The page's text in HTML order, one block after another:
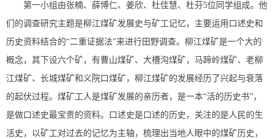
第一小组由张楠、薛博仁、姜欣、杜佳慧、杜芬5位同学组成。他
们的调查研究主题是柳江煤矿发展史与矿工记忆，主要运用口述史和
历史资料结合的“二重证据法”来进行田野调查。柳江煤矿是一个大的
概念，其下设六个矿，有曹山煤矿、大槽沟煤矿，马蹄岭煤矿、老柳
江煤矿、长城煤矿和义院口煤矿，柳江煤矿的发展经历了兴起与衰落
的起伏过程。煤矿工人是煤矿发展的亲历者，是一本“活的历史书”，
是做口述史最宝贵的资料。口述史是口述的历史，关注的是人民的生
活史，以矿工对过去的记忆为主轴，梳理出当地人眼中的煤矿历史，